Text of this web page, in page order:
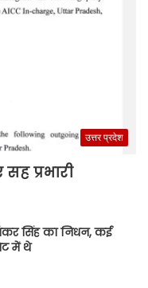
उत्तर प्रदेश
प्रभारी
सिंह का निधन, कई
में थे